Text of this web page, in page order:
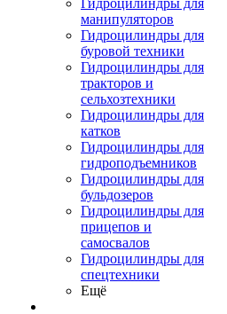
Гидроцилиндры для
манипуляторов
Гидроцилиндры для
буровой техники
Гидроцилиндры для
тракторов и
сельхозтехники
Гидроцилиндры для
катков
Гидроцилиндры для
гидроподъемников
Гидроцилиндры для
бульдозеров
Гидроцилиндры для
прицепов и
самосвалов
Гидроцилиндры для
спецтехники
Ещё